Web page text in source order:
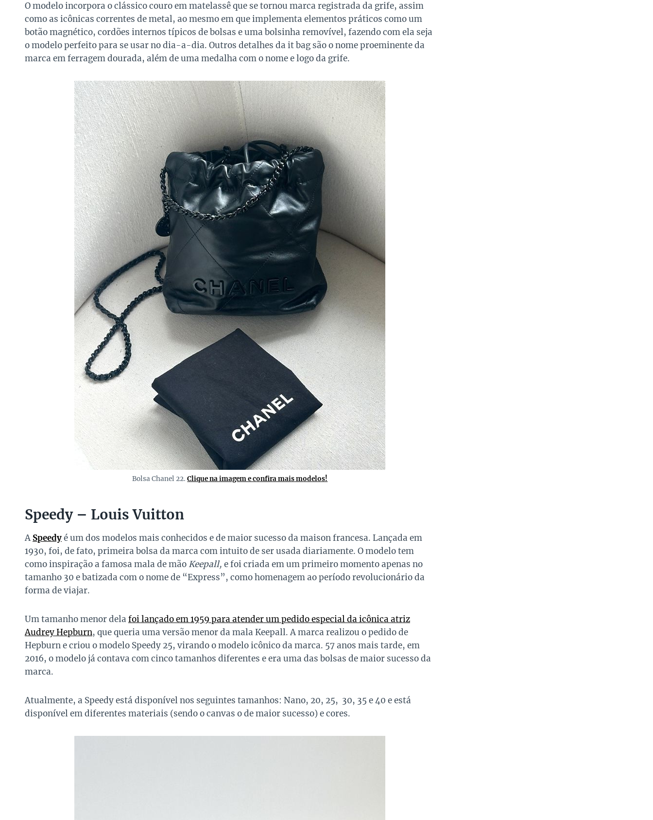
O modelo incorpora o clássico couro em matelassê que se tornou marca registrada da grife, assim
como as icônicas correntes de metal, ao mesmo em que implementa elementos práticos como um
botão magnético, cordões internos típicos de bolsas e uma bolsinha removível, fazendo com ela seja
o modelo perfeito para se usar no dia-a-dia. Outros detalhes da it bag são o nome proeminente da
marca em ferragem dourada, além de uma medalha com o nome e logo da grife.
Bolsa Chanel 22.Clique na imagem e confira mais modelos!
Speedy – Louis Vuitton
A Speedyé um dos modelos mais conhecidos e de maior sucesso da maison francesa. Lançada em
1930, foi, de fato, primeira bolsa da marca com intuito de ser usada diariamente. O modelo tem
como inspiração a famosa mala de mão Keepall, e foi criada em um primeiro momento apenas no
tamanho 30 e batizada com o nome de “Express”, como homenagem ao período revolucionário da
forma de viajar.
Um tamanho menor dela foi lançado em 1959 para atender um pedido especial da icônica atriz
Audrey Hepburn, que queria uma versão menor da mala Keepall. A marca realizou o pedido de
Hepburn e criou o modelo Speedy 25, virando o modelo icônico da marca. 57 anos mais tarde, em
2016, o modelo já contava com cinco tamanhos diferentes e era uma das bolsas de maior sucesso da
marca.
Atualmente, a Speedy está disponível nos seguintes tamanhos: Nano, 20, 25, 30, 35 e 40 e está
disponível em diferentes materiais (sendo o canvas o de maior sucesso) e cores.